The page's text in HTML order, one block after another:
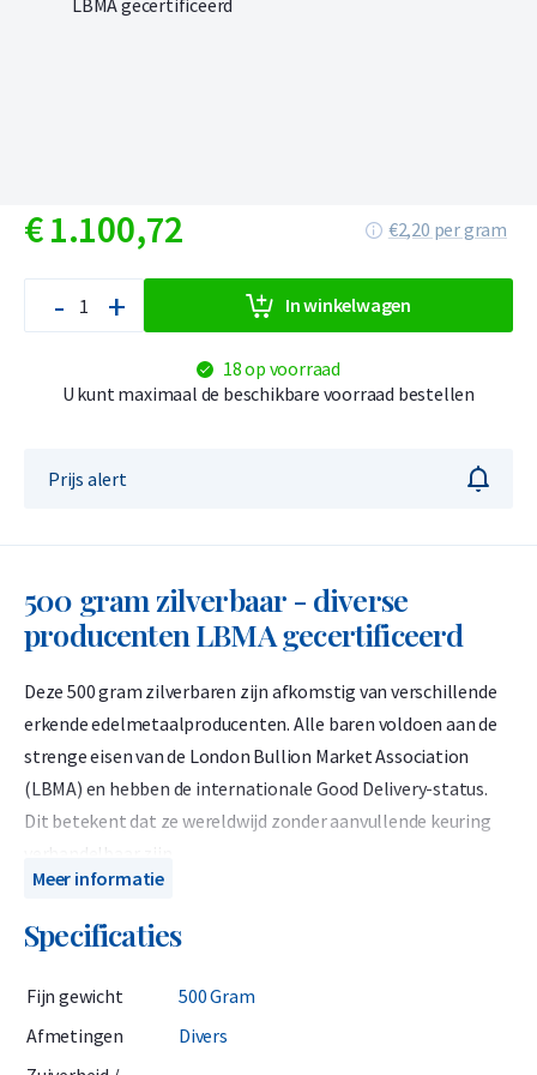
€1.100,72 €2,20 per gram
- + In winkelwagen
18 op voorraad
U kunt maximaal de beschikbare voorraad bestellen
Prijs alert
500 gram zilverbaar - diverse
producenten LBMA gecertificeerd
Deze 500 gram zilverbaren zijn afkomstig van verschillende
erkende edelmetaalproducenten. Alle baren voldoen aan de
strenge eisen van de London Bullion Market Association
(LBMA) en hebben de internationale Good Delivery-status.
Dit betekent dat ze wereldwijd zonder aanvullende keuring
verhandelbaar zijn.
en door ons zijn teruggekocht. Een zilverbaar van 500 gram is
zoeken tussen prijs en flexibiliteit. In vergelijking met
grotere baren is de prijs per gram nog steeds scherp, terwijl u
Meer informatie
Specificaties
Fijn gewicht
500 Gram
Afmetingen
Divers